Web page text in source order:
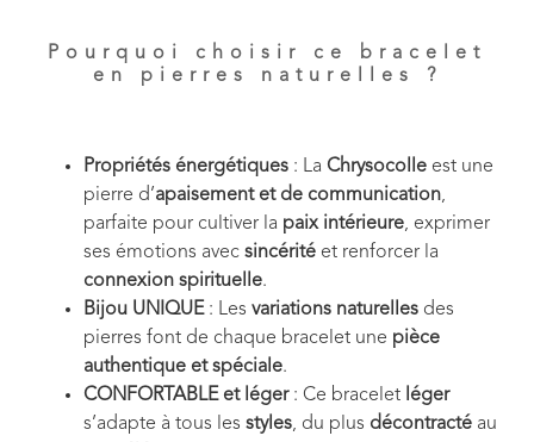
Pourquoi choisir ce bracelet
en pierres naturelles ?
Propriétés énergétiques : La Chrysocolle est une
pierre d’apaisement et de communication,
parfaite pour cultiver la paix intérieure, exprimer
ses émotions avec sincérité et renforcer la
connexion spirituelle.
Bijou UNIQUE: Les variations naturelles des
pierres font de chaque bracelet une pièce
authentique et spéciale.
CONFORTABLE et léger: Ce bracelet léger
s’adapte à tous les styles, du plus décontracté au